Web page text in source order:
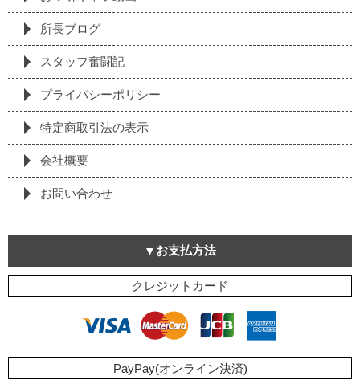
所長ブログ
スタッフ奮闘記
プライバシーポリシー
特定商取引法の表⽰
会社概要
お問い合わせ
お支払方法
クレジットカード
PayPay(オンライン決済)